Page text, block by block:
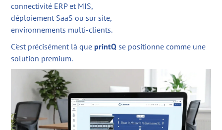
connectivité ERP et MIS,
déploiement SaaS ou sur site,
environnements multi-clients.
C'est précisément là que printQ se positionne comme une
solution premium.